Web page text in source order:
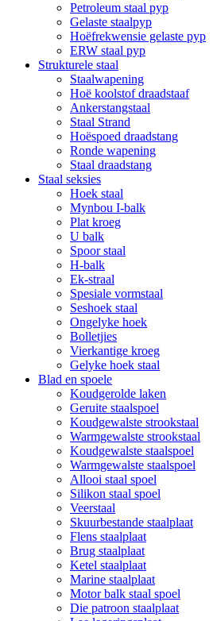
Petroleum staal pyp
Gelaste staalpyp
Hoëfrekwensie gelaste pyp
ERW staal pyp
Strukturele staal
Staalwapening
Hoë koolstof draadstaaf
Ankerstangstaal
Staal Strand
Hoëspoed draadstang
Ronde wapening
Staal draadstang
Staal seksies
Hoek staal
Mynbou I-balk
Plat kroeg
U balk
Spoor staal
H-balk
Ek-straal
Spesiale vormstaal
Seshoek staal
Ongelyke hoek
Bolletjies
Vierkantige kroeg
Gelyke hoek staal
Blad en spoele
Koudgerolde laken
Geruite staalspoel
Koudgewalste strookstaal
Warmgewalste strookstaal
Koudgewalste staalspoel
Warmgewalste staalspoel
Allooi staal spoel
Silikon staal spoel
Veerstaal
Skuurbestande staalplaat
Flens staalplaat
Brug staalplaat
Ketel staalplaat
Marine staalplaat
Motor balk staal spoel
Die patroon staalplaat